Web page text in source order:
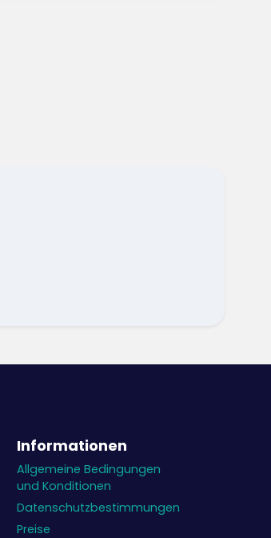
Informationen
Allgemeine Bedingungen
und Konditionen
Datenschutzbestimmungen
Preise